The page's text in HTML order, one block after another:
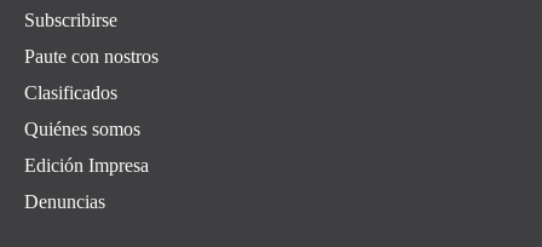
Subscribirse
Paute con nostros
Clasificados
Quiénes somos
Edición Impresa
Denuncias